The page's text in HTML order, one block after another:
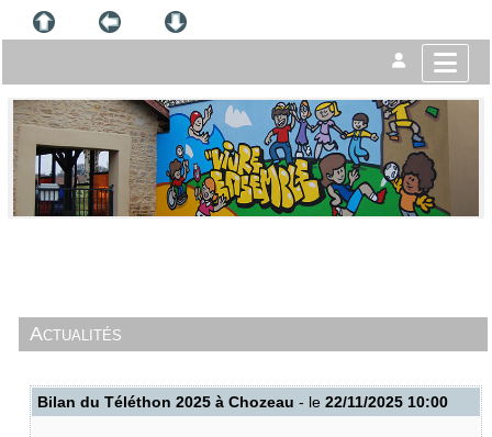
Actualités
Bilan du Téléthon 2025 à Chozeau - le 22/11/2025 10:00